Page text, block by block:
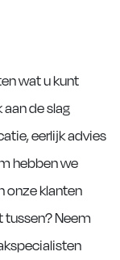
wat u kunt
de slag
eerlijk advies
hebben we
onze klanten
tussen? Neem